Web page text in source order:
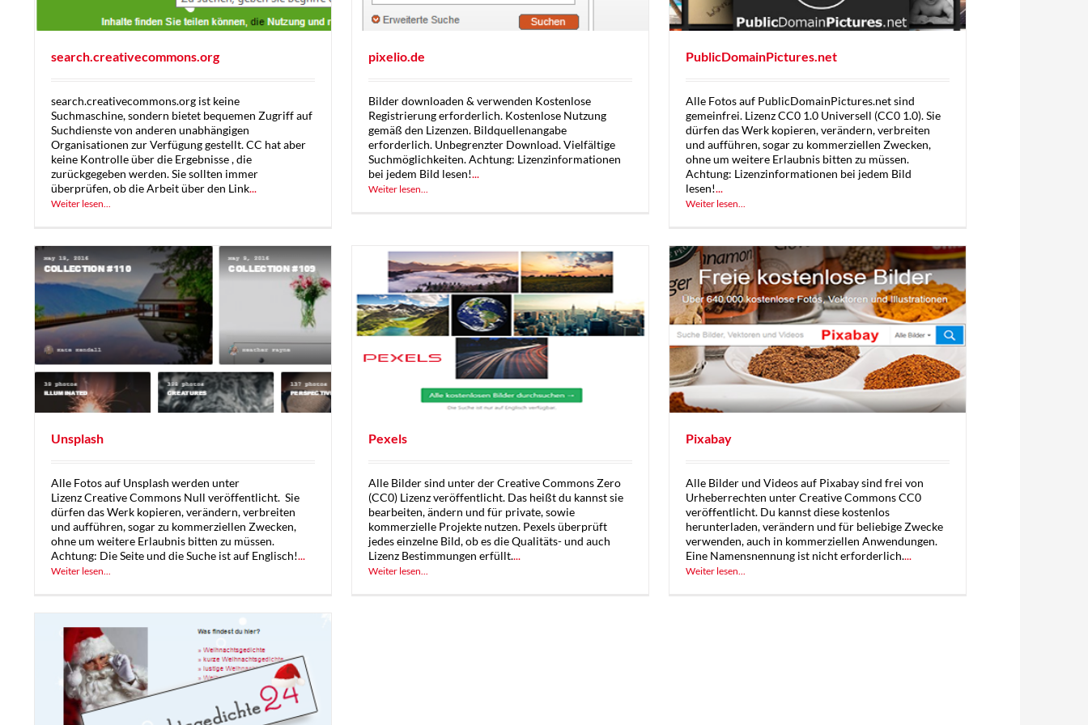
search.creativecommons.org
search.creativecommons.org ist keine
Suchmaschine, sondern bietet bequemen Zugriff auf
Suchdienste von anderen unabhängigen
Organisationen zur Verfügung gestellt. CC hat aber
keine Kontrolle über die Ergebnisse , die
zurückgegeben werden. Sie sollten immer
überprüfen, ob die Arbeit über den Link...
Weiter lesen...
pixelio.de
Bilder downloaden & verwenden Kostenlose
Registrierung erforderlich. Kostenlose Nutzung
gemäß den Lizenzen. Bildquellenangabe
erforderlich. Unbegrenzter Download. Vielfältige
Suchmöglichkeiten. Achtung: Lizenzinformationen
bei jedem Bild lesen!...
Weiter lesen...
PublicDomainPictures.net
Alle Fotos auf PublicDomainPictures.net sind
gemeinfrei. Lizenz CC0 1.0 Universell (CC0 1.0). Sie
dürfen das Werk kopieren, verändern, verbreiten
und aufführen, sogar zu kommerziellen Zwecken,
ohne um weitere Erlaubnis bitten zu müssen.
Achtung: Lizenzinformationen bei jedem Bild
lesen!...
Weiter lesen...
Unsplash
Alle Fotos auf Unsplash werden unter
Lizenz Creative Commons Null veröffentlicht. Sie
dürfen das Werk kopieren, verändern, verbreiten
und aufführen, sogar zu kommerziellen Zwecken,
ohne um weitere Erlaubnis bitten zu müssen.
Achtung: Die Seite und die Suche ist auf Englisch!...
Weiter lesen...
Pexels
Alle Bilder sind unter der Creative Commons Zero
(CC0) Lizenz veröffentlicht. Das heißt du kannst sie
bearbeiten, ändern und für private, sowie
kommerzielle Projekte nutzen. Pexels überprüft
jedes einzelne Bild, ob es die Qualitäts- und auch
Lizenz Bestimmungen erfüllt....
Weiter lesen...
Pixabay
Alle Bilder und Videos auf Pixabay sind frei von
Urheberrechten unter Creative Commons CC0
veröffentlicht. Du kannst diese kostenlos
herunterladen, verändern und für beliebige Zwecke
verwenden, auch in kommerziellen Anwendungen.
Eine Namensnennung ist nicht erforderlich....
Weiter lesen...